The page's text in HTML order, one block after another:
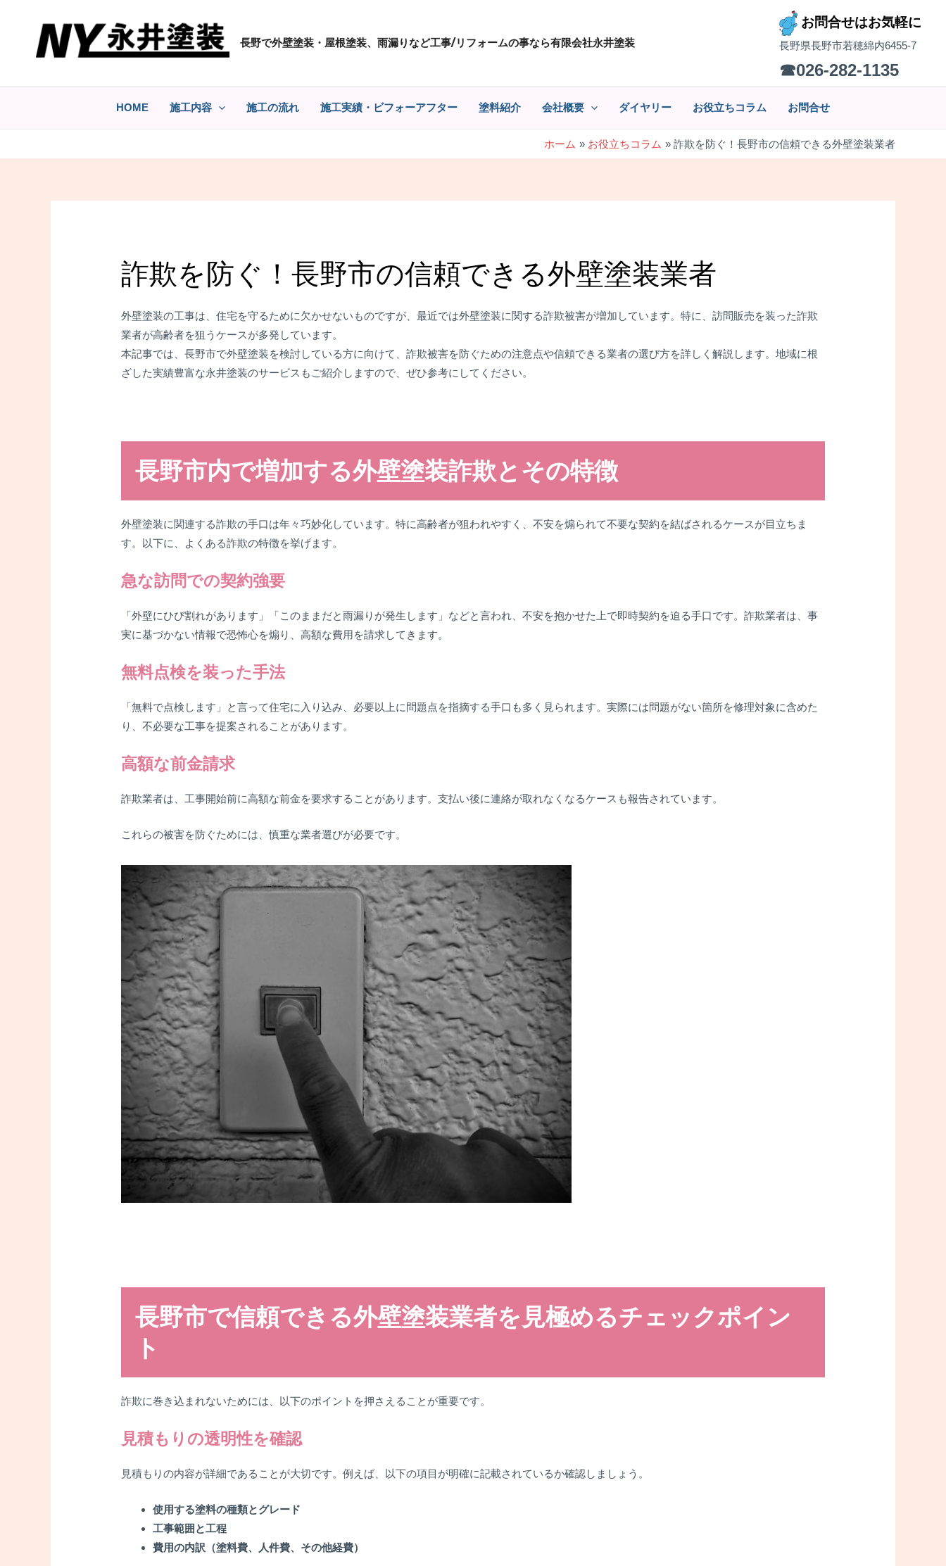
ッ
長野で外壁塗装・屋根塗装、雨漏りなど工事/リフォームの事なら有限会社永井塗装
お問合せはお気軽に
長野県長野市若穂綿内6455-7
☎026-282-1135
HOME 施工内容 施工の流れ 施工実績・ビフォーアフター 塗料紹介 会社概要 ダイヤリー お役立ちコラム お問合せ
ホーム お役立ちコラム 詐欺を防ぐ！長野市の信頼できる外壁塗装業者
詐欺を防ぐ！長野市の信頼できる外壁塗装業者
外壁塗装の工事は、住宅を守るために欠かせないものですが、最近では外壁塗装に関する詐欺被害が増加しています。特に、訪問販売を装った詐欺
業者が高齢者を狙うケースが多発しています。
本記事では、長野市で外壁塗装を検討している方に向けて、詐欺被害を防ぐための注意点や信頼できる業者の選び方を詳しく解説します。地域に根
ざした実績豊富な永井塗装のサービスもご紹介しますので、ぜひ参考にしてください。
長野市内で増加する外壁塗装詐欺とその特徴
外壁塗装に関連する詐欺の手口は年々巧妙化しています。特に高齢者が狙われやすく、不安を煽られて不要な契約を結ばされるケースが目立ちま
す。以下に、よくある詐欺の特徴を挙げます。
急な訪問での契約強要
「外壁にひび割れがあります」「このままだと雨漏りが発生します」などと言われ、不安を抱かせた上で即時契約を迫る手口です。詐欺業者は、事
実に基づかない情報で恐怖心を煽り、高額な費用を請求してきます。
無料点検を装った手法
「無料で点検します」と言って住宅に入り込み、必要以上に問題点を指摘する手口も多く見られます。実際には問題がない箇所を修理対象に含めた
り、不必要な工事を提案されることがあります。
高額な前金請求
詐欺業者は、工事開始前に高額な前金を要求することがあります。支払い後に連絡が取れなくなるケースも報告されています。
これらの被害を防ぐためには、慎重な業者選びが必要です。
長野市で信頼できる外壁塗装業者を見極めるチェックポイン
ト
詐欺に巻き込まれないためには、以下のポイントを押さえることが重要です。
見積もりの透明性を確認
見積もりの内容が詳細であることが大切です。例えば、以下の項目が明確に記載されているか確認しましょう。
使用する塗料の種類とグレード
工事範囲と工程
費用の内訳（塗料費、人件費、その他経費）